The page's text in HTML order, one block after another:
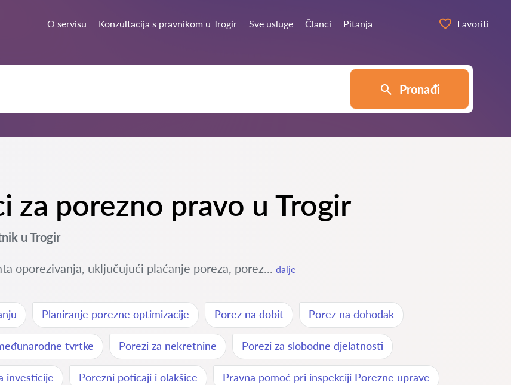
O servisu Konzultacija s pravnikom u Trogir Sve usluge Članci Pitanja Favoriti
Pronađi
za porezno pravo u Trogir
u Trogir
oporezivanja, uključujući plaćanje poreza, porez... dalje
Planiranje porezne optimizacije Porez na dobit Porez na dohodak
tvrtke Porezi za nekretnine Porezi za slobodne djelatnosti
investicije Porezni poticaji i olakšice Pravna pomoć pri inspekciji Porezne uprave